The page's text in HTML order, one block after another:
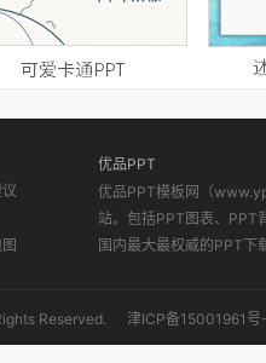
优品PPT
优品PPT模板网（
站。包括PPT图表、PPT
国内最大最权威的PPT下
Reserved. 津ICP备15001961号